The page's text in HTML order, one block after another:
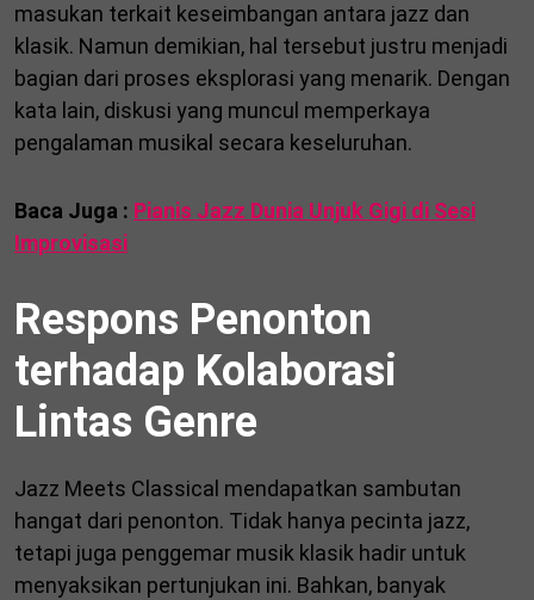
masukan terkait keseimbangan antara jazz dan
klasik. Namun demikian, hal tersebut justru menjadi
bagian dari proses eksplorasi yang menarik. Dengan
kata lain, diskusi yang muncul memperkaya
pengalaman musikal secara keseluruhan.
Baca Juga : Pianis Jazz Dunia Unjuk Gigi di Sesi
Improvisasi
Respons Penonton
terhadap Kolaborasi
Lintas Genre
Jazz Meets Classical mendapatkan sambutan
hangat dari penonton. Tidak hanya pecinta jazz,
tetapi juga penggemar musik klasik hadir untuk
menyaksikan pertunjukan ini. Bahkan, banyak